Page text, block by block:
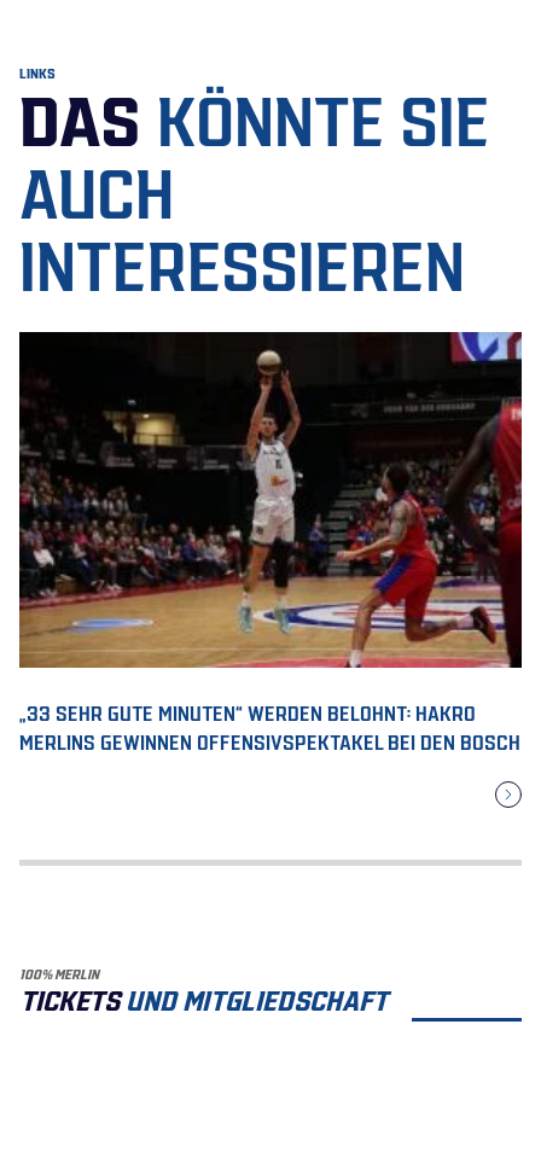
LINKS
DAS KÖNNTE SIE
AUCH
INTERESSIEREN
„33 SEHR GUTE MINUTEN“ WERDEN BELOHNT: HAKRO
MERLINS GEWINNEN OFFENSIVSPEKTAKEL BEI DEN BOSCH
100% MERLIN
TICKETSUND MITGLIEDSCHAFT